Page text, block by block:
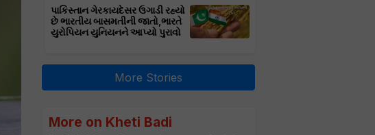
પાકિસ્તાન ગેરકાયદેસર ઉગાડી રહ્યો
છે ભારતીય બાસમતીની જાતો,ભારતે
યુરોપિયન યુનિયનને આપ્યો પુરાવો
More Stories
More on Kheti Badi